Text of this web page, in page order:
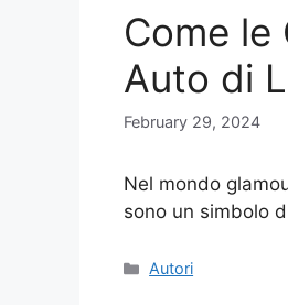
Come le
Auto di
February 29, 2024
Nel mondo
sono un simbolo
Categories
Autori